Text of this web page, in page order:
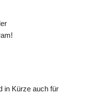
in Kürze auch für